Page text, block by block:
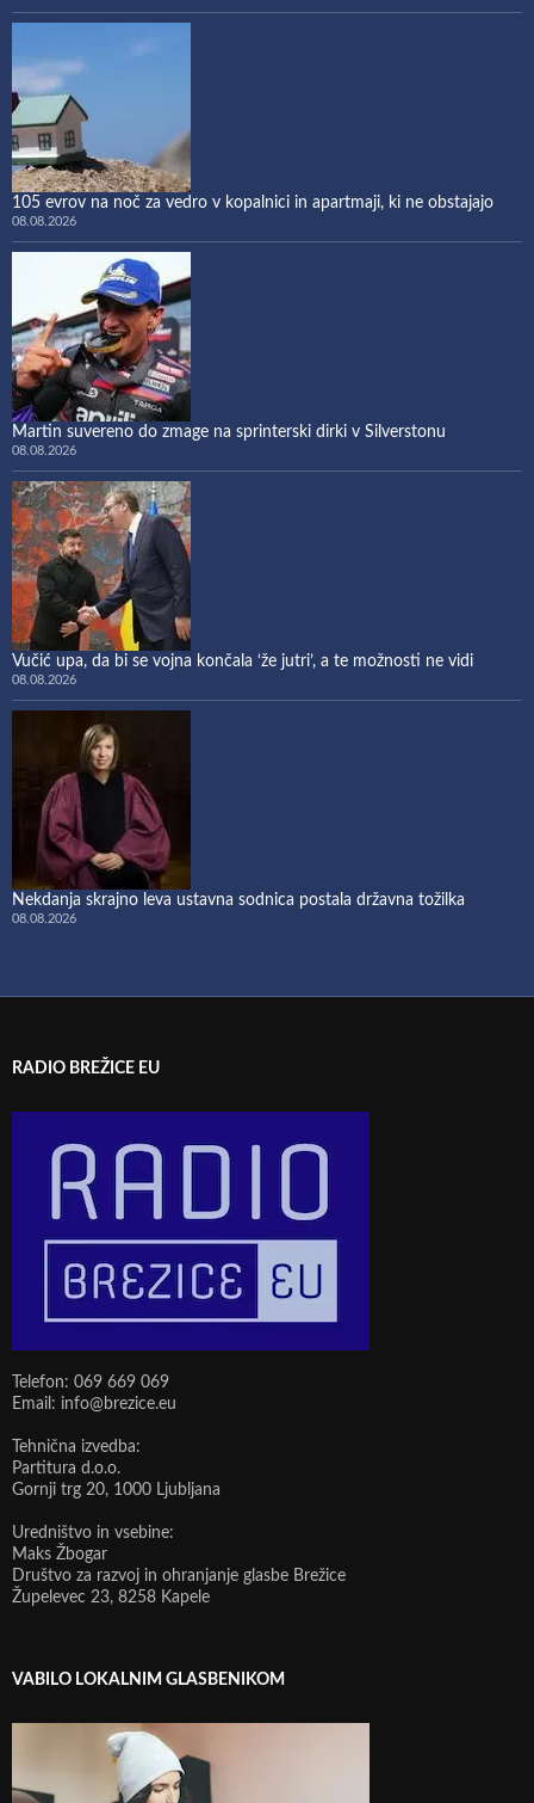
105 evrov na noč za vedro v kopalnici in apartmaji, ki ne obstajajo
08.08.2026
Martin suvereno do zmage na sprinterski dirki v Silverstonu
08.08.2026
Vučić upa, da bi se vojna končala ‘že jutri’, a te možnosti ne vidi
08.08.2026
Nekdanja skrajno leva ustavna sodnica postala državna tožilka
08.08.2026
RADIO BREŽICE EU
Telefon: 069 669 069
Email: info@brezice.eu
Tehnična izvedba:
Partitura d.o.o.
Gornji trg 20, 1000 Ljubljana
Uredništvo in vsebine:
Maks Žbogar
Društvo za razvoj in ohranjanje glasbe Brežice
Župelevec 23, 8258 Kapele
VABILO LOKALNIM GLASBENIKOM